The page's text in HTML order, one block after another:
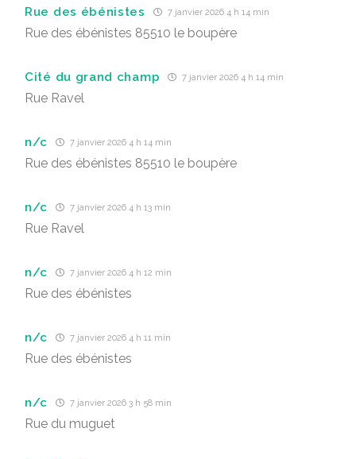
Rue des ébénistes 7 janvier 2026 4 h 14 min
Rue des ébénistes 85510 le boupère
Cité du grand champ 7 janvier 2026 4 h 14 min
Rue Ravel
n/c 7 janvier 2026 4 h 14 min
Rue des ébénistes 85510 le boupère
n/c 7 janvier 2026 4 h 13 min
Rue Ravel
n/c 7 janvier 2026 4 h 12 min
Rue des ébénistes
n/c 7 janvier 2026 4 h 11 min
Rue des ébénistes
n/c 7 janvier 2026 3 h 58 min
Rue du muguet